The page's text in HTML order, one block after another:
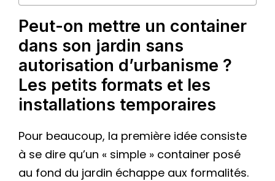
Peut-on mettre un container
dans son jardin sans
autorisation d’urbanisme ?
Les petits formats et les
installations temporaires
Pour beaucoup, la première idée consiste
à se dire qu’un « simple » container posé
au fond du jardin échappe aux formalités.